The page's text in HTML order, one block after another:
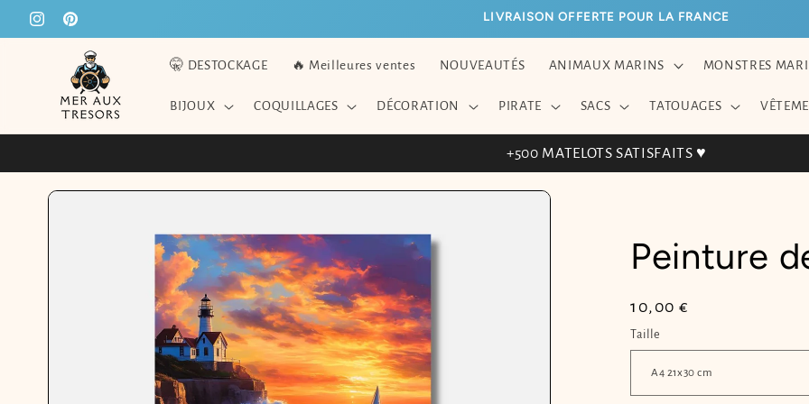
PASSER
AU
CONTENU
InstagramPinterest
LIVRAISON OFFERTE POUR LA FRANCE
🤫 DESTOCKAGE 🔥 Meilleures ventes NOUVEAUTÉS ANIMAUX MARINS MONSTRES
BIJOUX COQUILLAGES DÉCORATION PIRATE SACS TATOUAGES
+500 MATELOTS SATISFAITS ♥
PASSER AUX
Peinture
Prix
habituel
10,00 €
Taille